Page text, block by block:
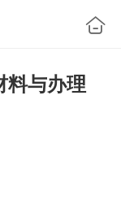
料与办理